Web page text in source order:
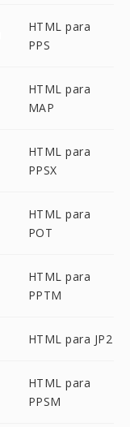
HTML para
PPS
HTML para
MAP
HTML para
PPSX
HTML para
POT
HTML para
PPTM
HTML para JP2
HTML para
PPSM